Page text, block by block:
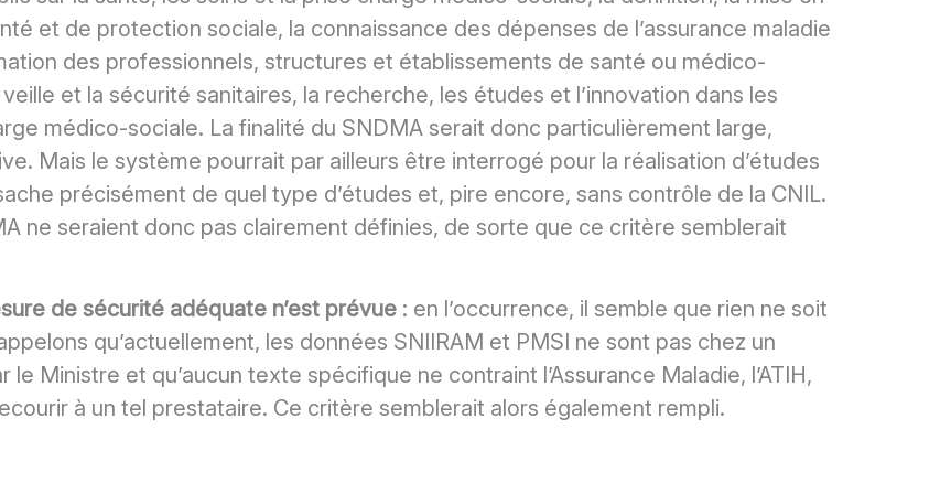
et de protection sociale, la connaissance des dépenses de l’assurance maladie
des professionnels, structures et établissements de santé ou médico-
et la sécurité sanitaires, la recherche, les études et l’innovation dans les
médico-sociale. La finalité du SNDMA serait donc particulièrement large,
Mais le système pourrait par ailleurs être interrogé pour la réalisation d’études
précisément de quel type d’études et, pire encore, sans contrôle de la CNIL.
ne seraient donc pas clairement définies, de sorte que ce critère semblerait
de sécurité adéquate n’est prévue : en l’occurrence, il semble que rien ne soit
qu’actuellement, les données SNIIRAM et PMSI ne sont pas chez un
Ministre et qu’aucun texte spécifique ne contraint l’Assurance Maladie, l’ATIH,
à un tel prestataire. Ce critère semblerait alors également rempli.